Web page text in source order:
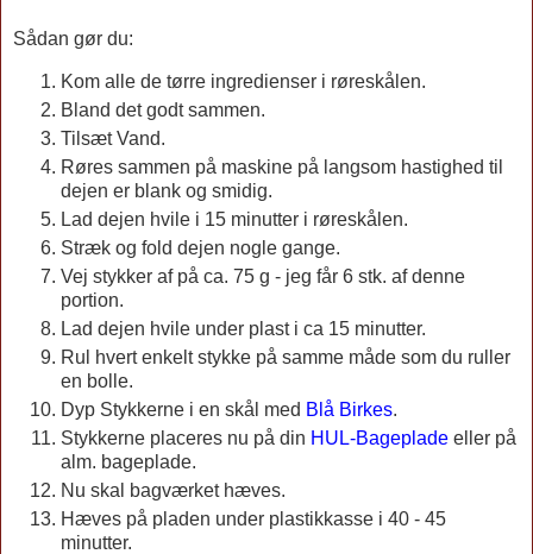
Sådan gør du:
Kom alle de tørre ingredienser i røreskålen.
Bland det godt sammen.
Tilsæt Vand.
Røres sammen på maskine på langsom hastighed til
dejen er blank og smidig.
Lad dejen hvile i 15 minutter i røreskålen.
Stræk og fold dejen nogle gange.
Vej stykker af på ca. 75 g - jeg får 6 stk. af denne
portion.
Lad dejen hvile under plast i ca 15 minutter.
Rul hvert enkelt stykke på samme måde som du ruller
en bolle.
Dyp Stykkerne i en skål med Blå Birkes.
Stykkerne placeres nu på din HUL-Bageplade eller på
alm. bageplade.
Nu skal bagværket hæves.
Hæves på pladen under plastikkasse i 40 - 45
minutter.